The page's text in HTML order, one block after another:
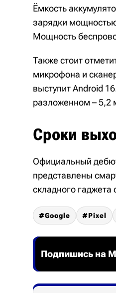
Ёмкость
зарядки
Мощность
Также стоит
микрофона и
выступит Android
разложенном – 5,2
Сроки
Официальный
представлены
складного гаджета
Google Pixel
Подпишись на